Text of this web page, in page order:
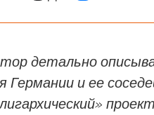
детально
Германии и ее